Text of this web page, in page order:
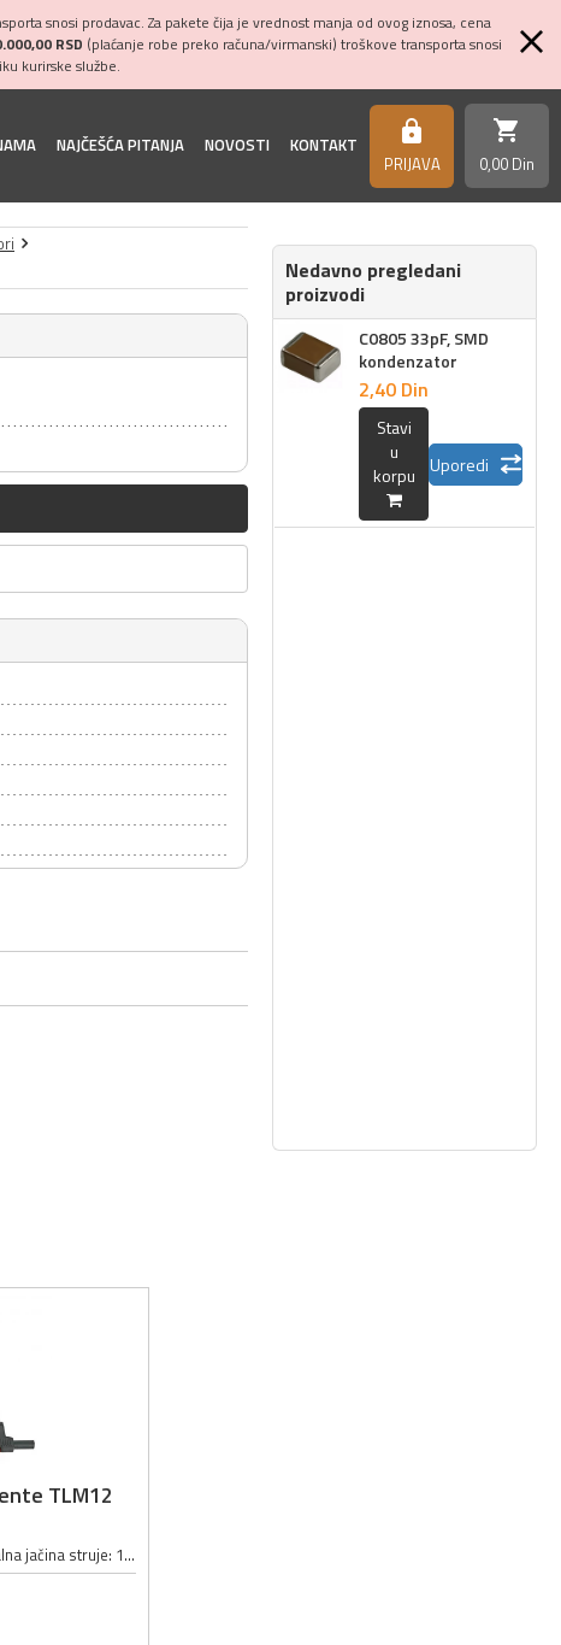
snosi prodavac. Za pakete čija je vrednost manja od ovog iznosa, cena
RSD (plaćanje robe preko računa/virmanski) troškove transporta snosi
kurirske službe.
NAJČEŠĆA PITANJA NOVOSTI KONTAKT https
PRIJAVA
shopping_cart
0,00 Din
Nedavno pregledani
proizvodi
C0805 33pF, SMD
kondenzator
2,40 Din
Stavi
u
korpu
Uporedi
TLM12
Maksimalni napon: 24V; Maksimalna jačina struje: 1A; Dužina kabla: 40cm; Veličina vrha pincete: 1.1 x 0.25mm;